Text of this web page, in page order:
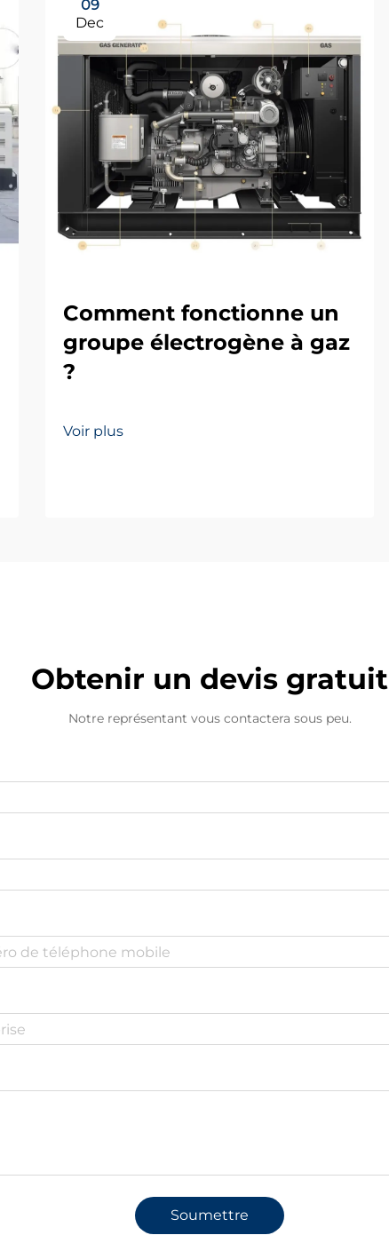
09
Dec
Comment fonctionne un
groupe électrogène à gaz
?
Voir plus
Obtenir un devis gratuit
Notre représentant vous contactera sous peu.
Soumettre